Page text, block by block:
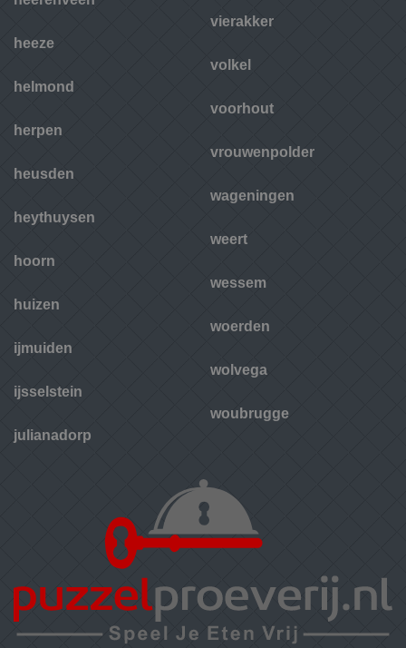
heeze
helmond
herpen
heusden
heythuysen
hoorn
huizen
ijmuiden
ijsselstein
julianadorp
vierakker
volkel
voorhout
vrouwenpolder
wageningen
weert
wessem
woerden
wolvega
woubrugge